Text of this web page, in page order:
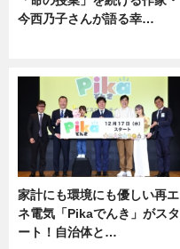
今西乃子さんが語る幸…
家計にも環境にも優しい再エ
ネ電気「Pikaでんき」がスタ
ート！自治体と…